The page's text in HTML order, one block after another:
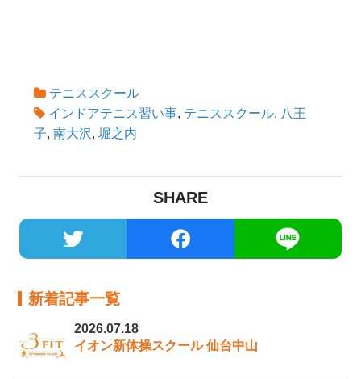
テニススクール
インドアテニス習い事, テニススクール, 八王
子,南大沢,堀之内
SHARE
新着記事一覧
2026.07.18
イオン新体操スクール 仙台中山